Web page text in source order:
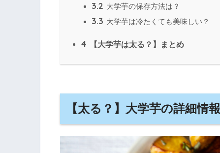
3.2 大学芋の保存方法は？
3.3 大学芋は冷たくても美味しい？
4 【大学芋は太る？】まとめ
【太る？】大学芋の詳細情報